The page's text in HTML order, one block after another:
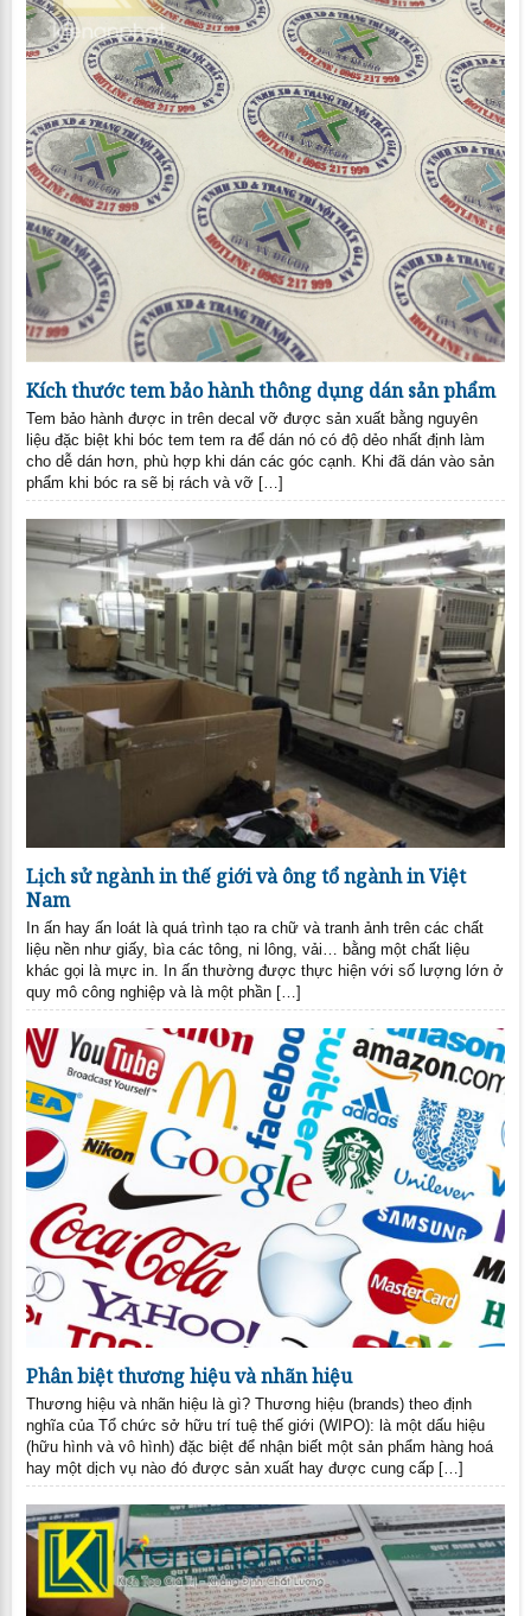
Kích thước tem bảo hành thông dụng dán sản phẩm
Tem bảo hành được in trên decal vỡ được sản xuất bằng nguyên
liệu đặc biệt khi bóc tem tem ra để dán nó có độ dẻo nhất định làm
cho dễ dán hơn, phù hợp khi dán các góc cạnh. Khi đã dán vào sản
phẩm khi bóc ra sẽ bị rách và vỡ […]
Lịch sử ngành in thế giới và ông tổ ngành in Việt
Nam
In ấn hay ấn loát là quá trình tạo ra chữ và tranh ảnh trên các chất
liệu nền như giấy, bìa các tông, ni lông, vải… bằng một chất liệu
khác gọi là mực in. In ấn thường được thực hiện với số lượng lớn ở
quy mô công nghiệp và là một phần […]
Phân biệt thương hiệu và nhãn hiệu
Thương hiệu và nhãn hiệu là gì? Thương hiệu (brands) theo định
nghĩa của Tổ chức sở hữu trí tuệ thế giới (WIPO): là một dấu hiệu
(hữu hình và vô hình) đặc biệt để nhận biết một sản phẩm hàng hoá
hay một dịch vụ nào đó được sản xuất hay được cung cấp […]